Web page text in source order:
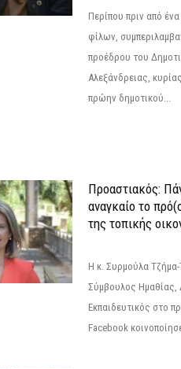
Περίπου πριν από
φίλων,
προέδρου του
Αλεξάνδρειας,
πρώην δημοτικού...
Προαστιακός:
αναγκαίο το
της τοπικής
Η κ. Συρμούλα
Σύμβουλος Ημαθίας,
Εκπαιδευτικός στο
Facebook